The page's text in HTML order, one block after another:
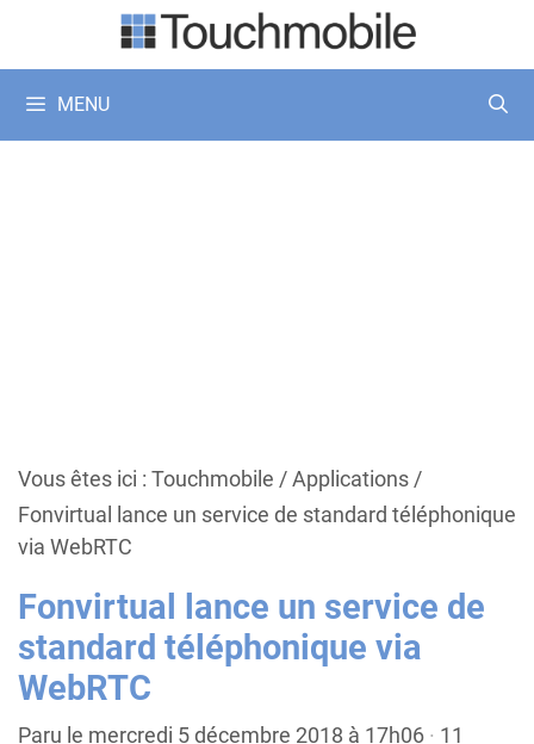
MENU
Vous êtes ici : Touchmobile /Applications/
Fonvirtual lance un service de standard téléphonique
via WebRTC
Fonvirtual lance un service de
standard téléphonique via
WebRTC
Paru le mercredi 5 décembre 2018 à 17h06 · 11